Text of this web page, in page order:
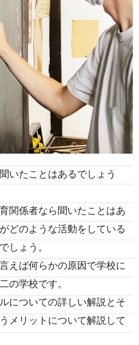
いたことはあるでしょう
関係者なら聞いたことはあ
どのような活動をしている
しょう。
えば何らかの原因で学校に
の学校です。
についての詳しい解説とそ
メリットについて解説して